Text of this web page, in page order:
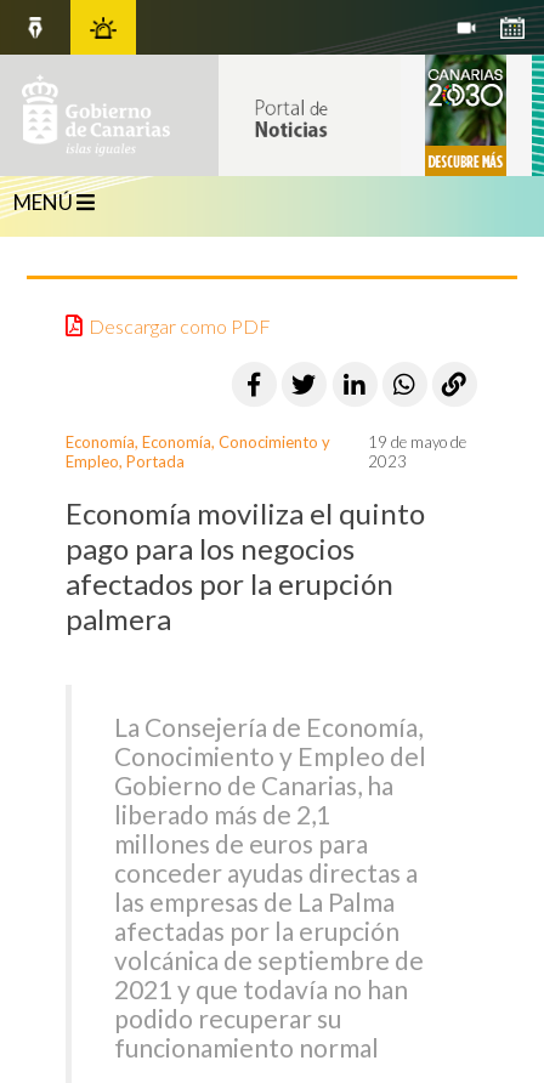
MENÚ
Descargar como PDF
Economía,Economía, Conocimiento y
Empleo,Portada
19 de mayo de
2023
Economía moviliza el quinto
pago para los negocios
afectados por la erupción
palmera
La Consejería de Economía,
Conocimiento y Empleo del
Gobierno de Canarias, ha
liberado más de 2,1
millones de euros para
conceder ayudas directas a
las empresas de La Palma
afectadas por la erupción
volcánica de septiembre de
2021 y que todavía no han
podido recuperar su
funcionamiento normal